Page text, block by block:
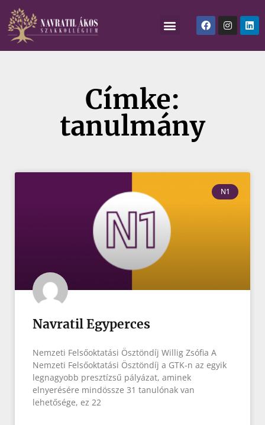
Címke:
tanulmány
N1
Navratil Egyperces
Nemzeti Felsőoktatási Ösztöndíj Willig Zsófia A
Nemzeti Felsőoktatási Ösztöndíj a GTK-n az egyik
legnagyobb presztízsű pályázat, aminek
elnyerésére mindössze 31 tanulónak van
lehetősége, ez 22